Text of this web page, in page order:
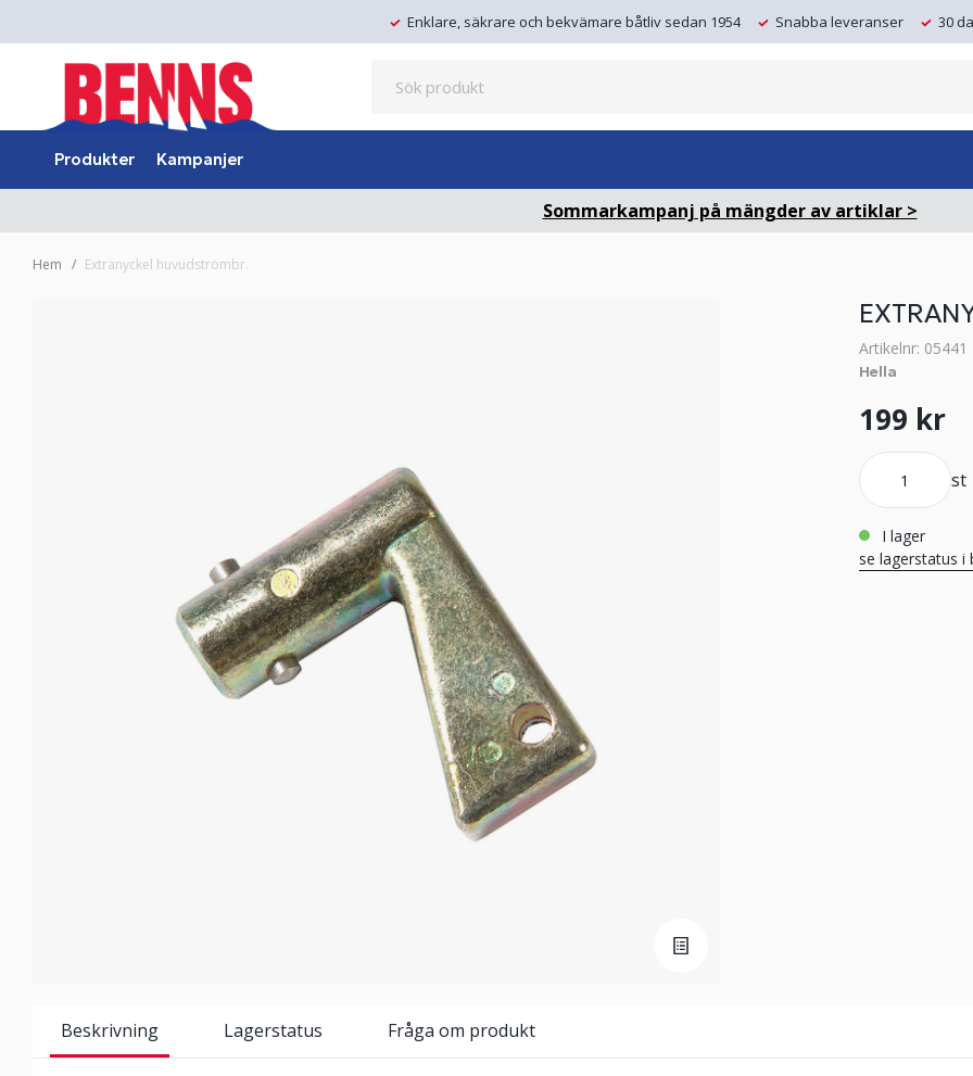
Enklare, säkrare och bekvämare båtliv sedan 1954 Snabba leveranser 30
Produkter Kampanjer
Sommarkampanj på mängder av artiklar >
Hem Extranyckel huvudströmbr.
Artikelnr: 05441
Hella
199 kr
st
i lager
se lagerstatus i
Beskrivning Lagerstatus Fråga om produkt